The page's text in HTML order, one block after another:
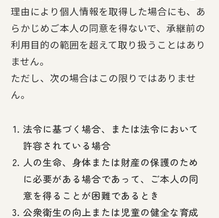
理由により個人情報を取得した場合にも、あ
らかじめご本人の同意を得ないで、承継前の
利用目的の範囲を超えて取り扱うことはあり
ません。
ただし、次の場合はこの限りではありませ
ん。
法令に基づく場合、または法令において
許容されている場合
人の生命、身体または財産の保護のため
に必要がある場合であって、ご本人の同
意を得ることが困難であるとき
公衆衛生の向上または児童の健全な育成